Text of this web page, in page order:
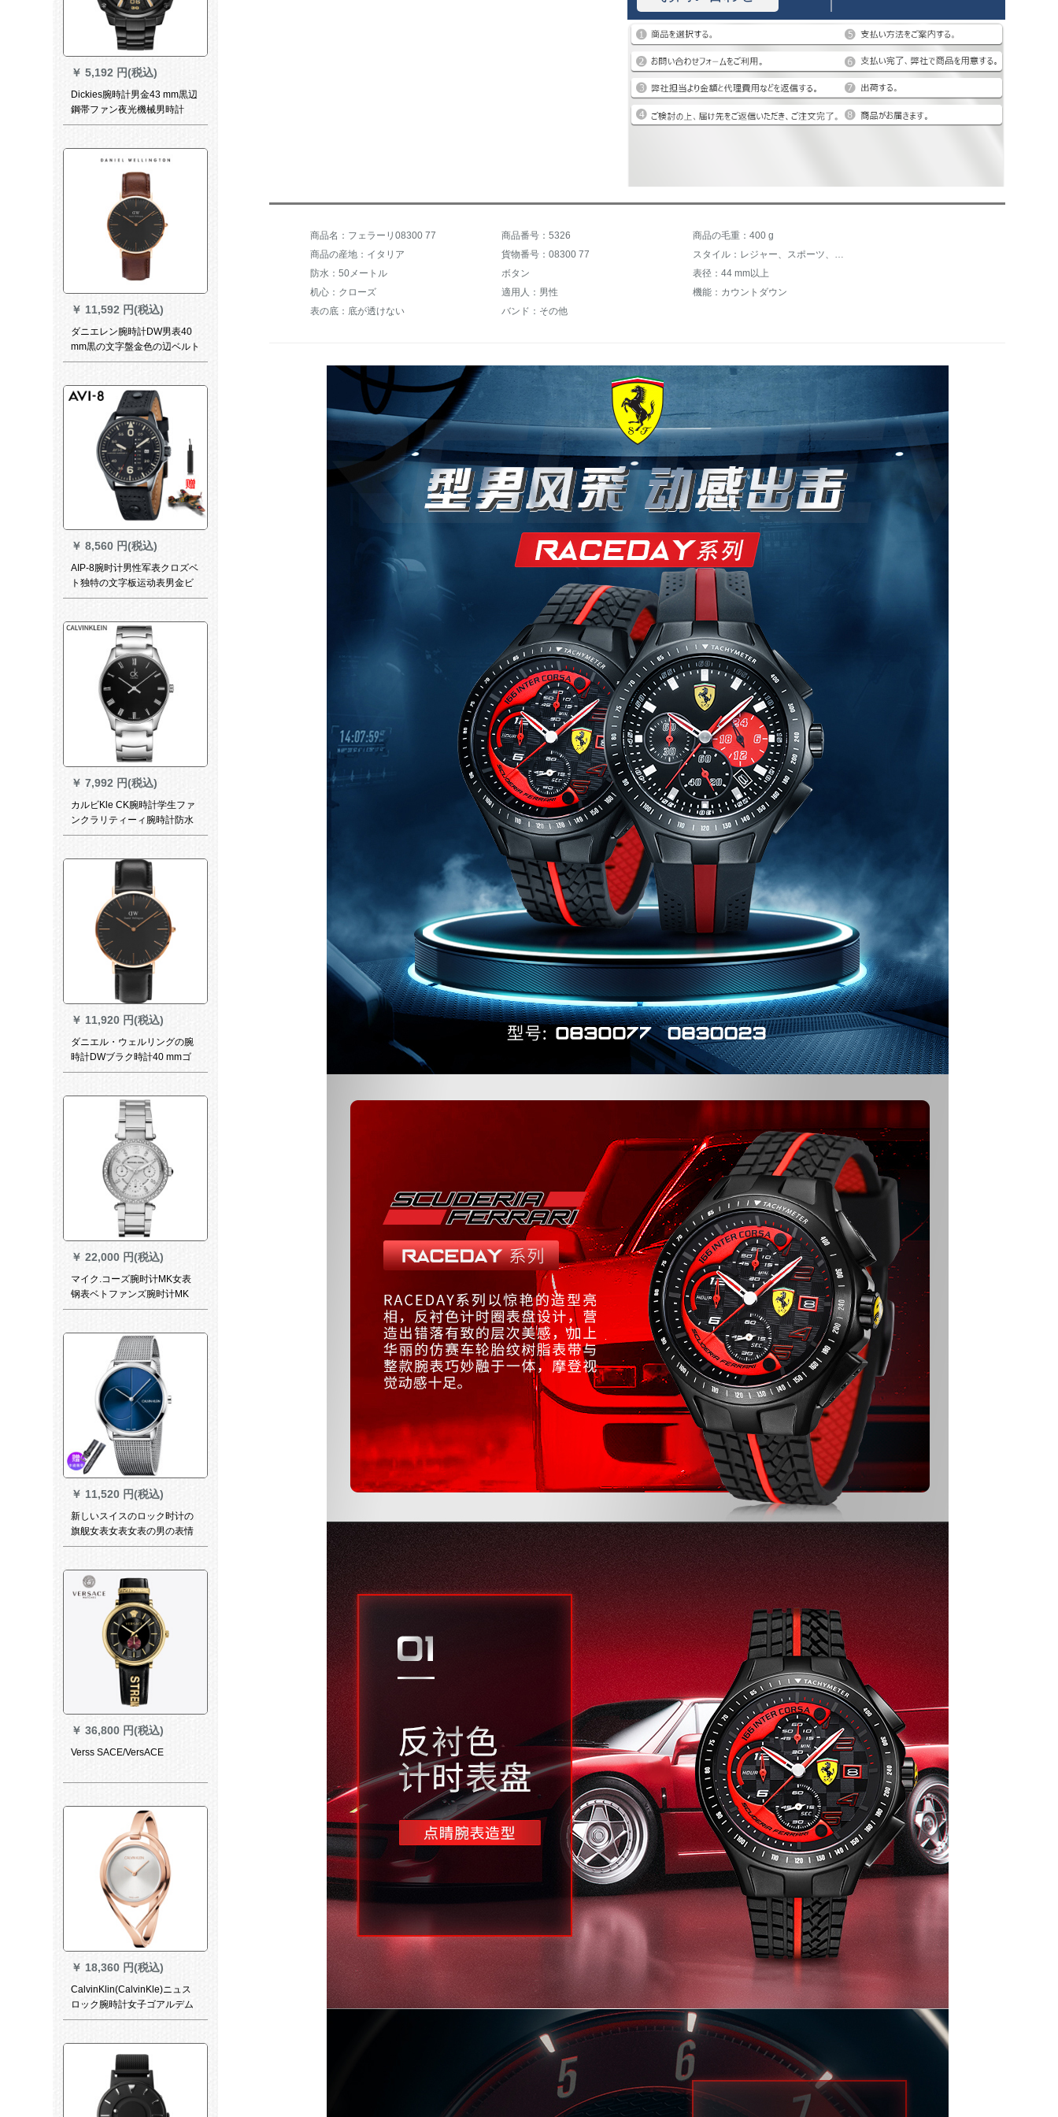
￥ 5,192 円(税込)
Dickies腕時計男金43 mm黒辺
鋼帯ファン夜光機械男時計
1602 M 60 LYXCL-2 DB-19
￥ 11,592 円(税込)
ダニエレン腕時計DW男表40
mm黒の文字盤金色の辺ベルト
超薄型のメーンバー
￥ 8,560 円(税込)
AIP-8腕时计男性军表クロズベ
ト独特の文字板运动表男金ビ
ネショー时計フフフフプロ腕
￥ 7,992 円(税込)
カルビKle CK腕時計学生ファ
ンクラリティーィ腕時計防水
運動ベル鉄道男腕時計38 mm
￥ 11,920 円(税込)
ダニエル・ウェルリングの腕
時計DWブラク時計40 mmゴ
アルドのエッチ・ドラゴンの
￥ 22,000 円(税込)
マイク.コーズ腕时计MK女表
钢表ベトファンズ腕时计MK
5615
￥ 11,520 円(税込)
新しいスイスのロック时计の
旗舰女表女表女表の男の表情
の友达の表Minimal si-ズの全
面の鉄帯男金
￥ 36,800 円(税込)
Verss SACE/VersACE
￥ 18,360 円(税込)
CalvinKlin(CalvinKle)ニュス
ロック腕時計女子ゴアルデム
計世界连保K 6 L 2 M 616バラ
商品名：フェラーリ08300 77 商品番号：5326
商品の毛重：400 g
商品の産地：イタリア
貨物番号：08300 77
スタイル：レジャー、スポーツ、ファッション
防水：50メートル
ボタン
表径：44 mm以上
机心：クローズ
適用人：男性
機能：カウントダウン
表の底：底が透けない
バンド：その他